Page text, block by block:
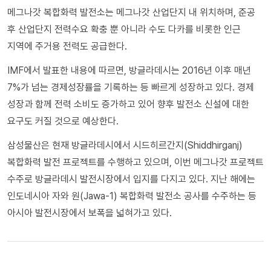
메그나갓 복합화력 발전소는 메그나갓 산업단지 내 위치하며, 준공
후 산업단지 전력수요 확충 뿐 아니라 수도 다카를 비롯한 인근
지역에 주거용 전력도 공급한다.
IMF에서 발표한 내용에 따르면, 방글라데시는 2016년 이후 매년
7%가 넘는 경제성장률을 기록하는 등 빠르게 성장하고 있다. 경제
성장과 함께 전력 소비도 증가하고 있어 향후 발전소 신설에 대한
요구도 커질 것으로 예상한다.
삼성물산은 현재 방글라데시에서 시드히르간지(Shiddhirganj)
복합화력 발전 프로젝트를 수행하고 있으며, 이번 메그나갓 프로젝트
수주로 방글라데시 발전시장에서 입지를 다지고 있다. 지난 해에는
인도네시아 자와 원(Jawa-1) 복합화력 발전소 공사를 수주하는 등
아시아 발전시장에서 보폭을 넓혀가고 있다.